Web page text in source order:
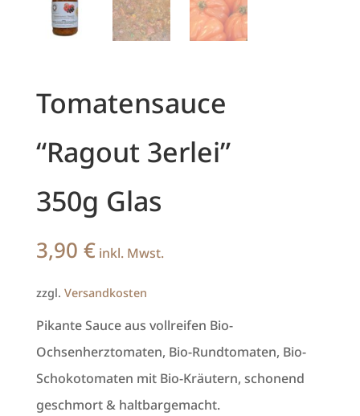
Tomatensauce
“Ragout 3erlei”
350g Glas
3,90 € inkl. Mwst.
zzgl. Versandkosten
Pikante Sauce aus vollreifen Bio-
Ochsenherztomaten, Bio-Rundtomaten, Bio-
Schokotomaten mit Bio-Kräutern, schonend
geschmort & haltbargemacht.